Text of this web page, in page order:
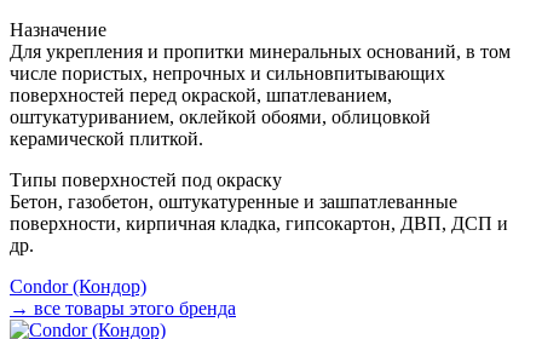
Назначение
Для укрепления и пропитки минеральных оснований, в том
числе пористых, непрочных и сильновпитывающих
поверхностей перед окраской, шпатлеванием,
оштукатуриванием, оклейкой обоями, облицовкой
керамической плиткой.
Типы поверхностей под окраску
Бетон, газобетон, оштукатуренные и зашпатлеванные
поверхности, кирпичная кладка, гипсокартон, ДВП, ДСП и
др.
Condor (Кондор)
→ все товары этого бренда